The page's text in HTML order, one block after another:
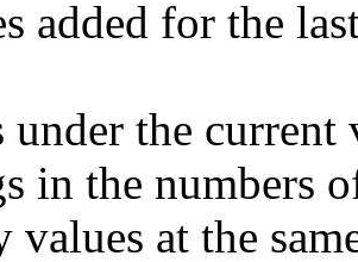
added for the
under the
in the numbers
values at the